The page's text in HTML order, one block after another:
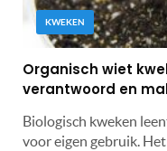
KWEKEN
Organisch wiet
verantwoord en
Biologisch kweken
voor eigen gebruik.